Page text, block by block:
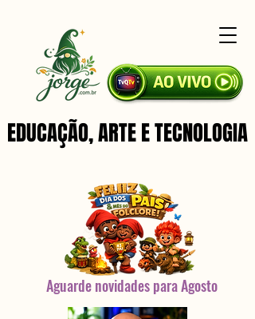
EDUCAÇÃO, ARTE E TECNOLOGIA
EDUCAÇÃO, ARTE E TECNOLOGIA
Aguarde novidades para Agosto